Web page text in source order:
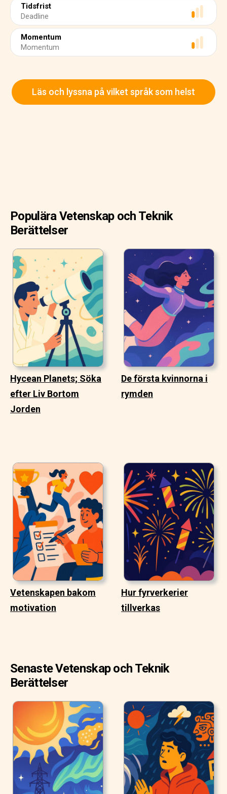
Tidsfrist
Deadline
Momentum
Momentum
Läs och lyssna på vilket språk som helst
Populära Vetenskap och Teknik
Berättelser
Hycean Planets; Söka
efter Liv Bortom
Jorden
De första kvinnorna i
rymden
Vetenskapen bakom
motivation
Hur fyrverkerier
tillverkas
Senaste Vetenskap och Teknik
Berättelser